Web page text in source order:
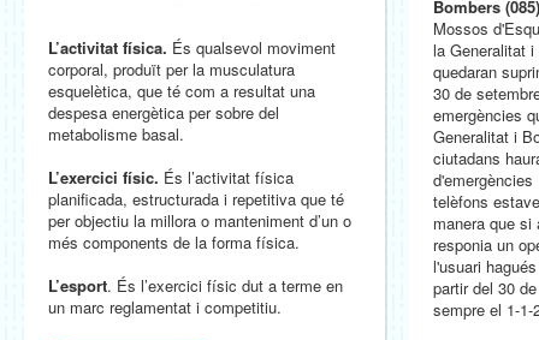
L’activitat física. És qualsevol moviment
corporal, produït per la musculatura
esquelètica, que té com a resultat una
despesa energètica per sobre del
metabolisme basal.
L’exercici físic. És l’activitat física
planificada, estructurada i repetitiva que té
per objectiu la millora o manteniment d’un o
més components de la forma física.
L’esport. És l’exercici físic dut a terme en
un marc reglamentat i competitiu.
Bombers
Mossos
la Generalitat
quedaran
30 de
emergències
Generalitat i
ciutadans
telèfons
manera que
responia un
l'usuari
partir del 30
sempre el 1-1-